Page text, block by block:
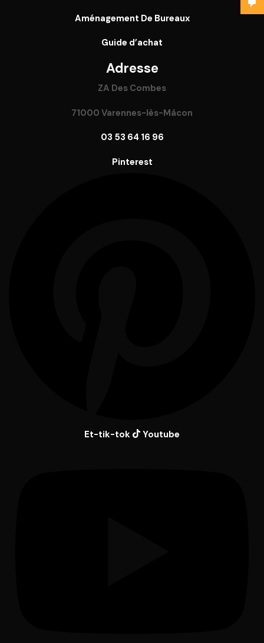
Aménagement De Bureaux
Guide d’achat
Adresse
ZA Des Combes
71000 Varennes-lès-Mâcon
03 53 64 16 96
Pinterest
Et-tik-tok Youtube